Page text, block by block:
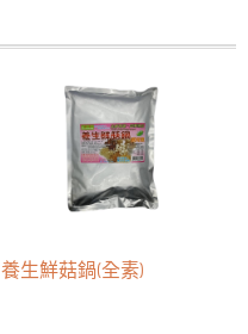
養生鮮菇鍋(全素)